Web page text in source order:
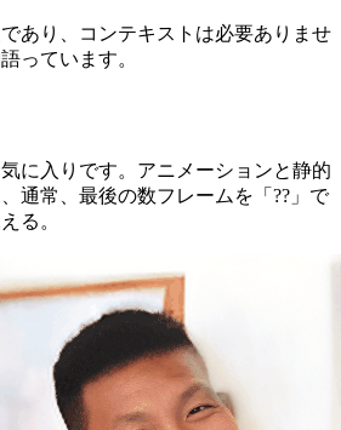
あり、コンテキストは必要ありませ
っています。
に入りです。アニメーションと静的
通常、最後の数フレームを「??」で
る。